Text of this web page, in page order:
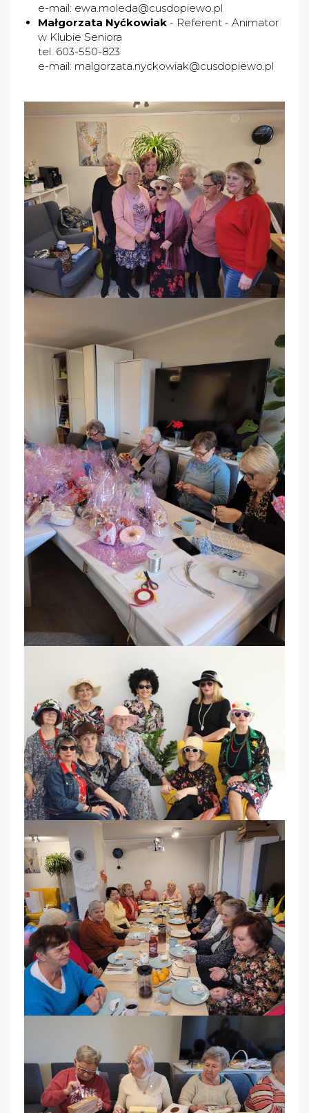
e-mail: ewa.moleda@cusdopiewo.pl
Małgorzata Nyćkowiak - Referent - Animator
w Klubie Seniora
tel. 603-550-823
e-mail: malgorzata.nyckowiak@cusdopiewo.pl